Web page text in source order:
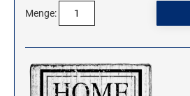
ROLLSTEMPEL
MOTIVSTEMPEL
Menge: